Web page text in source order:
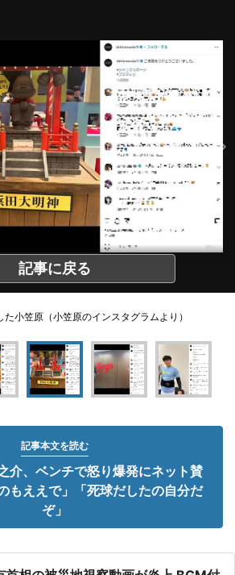
記事に戻る
た小笠原（小笠原のインスタグラムより）
記事本文を読む
介、ベンチで怒り爆発にネット賛
ええで」「死球だしたの自分だ
ぞ」